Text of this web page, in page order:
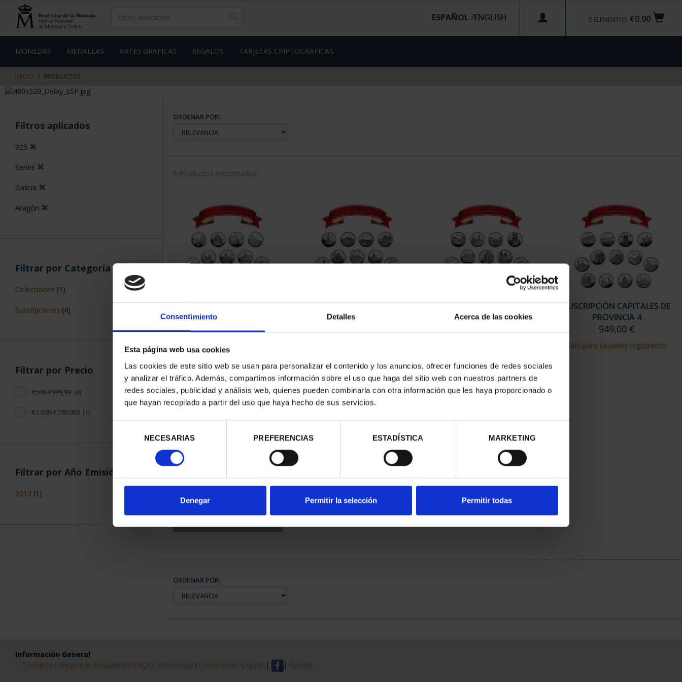
Consentimiento Detalles Acerca de las cookies
Esta página web usa cookies
Las cookies de este sitio web se usan para personalizar el contenido y los anuncios, ofrecer funciones de redes sociales
y analizar el tráfico. Además, compartimos información sobre el uso que haga del sitio web con nuestros partners de
redes sociales, publicidad y análisis web, quienes pueden combinarla con otra información que les haya proporcionado o
que hayan recopilado a partir del uso que haya hecho de sus servicios.
consentimiento
NECESARIAS PREFERENCIAS ESTADÍSTICA MARKETING
Denegar Permitir la selección Permitir todas
contenido
de
€0.00
0 ELEMENTOS
ESPAÑOL /
MONEDAS MEDALLAS ARTES GRÁFICAS REGALOS TARJETAS CRIPTOGRÁFICAS
INICIO PRODUCTOS
Filtros aplicados
925
Series
Galicia
Aragón
Filtrar por Categoría
Colecciones (1)
Suscripciones (4)
Filtrar por Precio
€500-€999,99 (4)
€1.000-€100.000 (1)
Filtrar por Año Emisión
2013 (1)
ORDENAR POR:
5 Productos encontrados
SUSCRIPCIÓN CAPITALES DE
PROVINCIA 1
949,00 €
Sólo para usuarios registrados
SUSCRIPCIÓN CAPITALES DE
PROVINCIA 2
949,00 €
SUSCRIPCIÓN CAPITALES DE
PROVINCIA 3
949,00 €
SUSCRIPCIÓN CAPITALES DE
PROVINCIA 4
949,00 €
Sólo para usuarios registrados
COLECCION COMPLET...
3.796,00 €
ORDENAR POR:
Información General
Contacto | Preguntas Frequentes (FAQs)| Aviso Legal | Condiciones Legales | | Ayuda |